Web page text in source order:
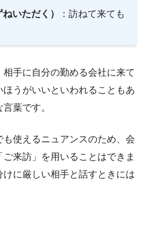
いただく）
：訪ねて来ても
手に自分の勤める会社に来て
ほうがいいといわれることもあ
葉です。
使えるニュアンスのため、会
来訪」を用いることはできま
に厳しい相手と話すときには